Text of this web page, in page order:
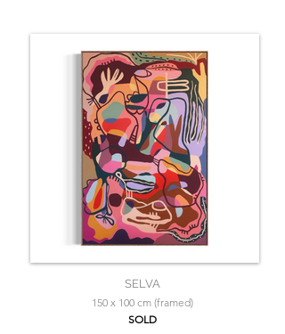
SELVA
150 x 100 cm (framed)
SOLD